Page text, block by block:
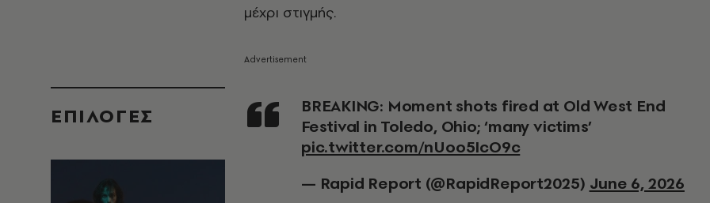
EΠΙΛΟΓΈΣ
μέχρι στιγμής.
BREAKING: Moment shots fired at Old West End
Festival in Toledo, Ohio; ‘many victims’
pic.twitter.com/nUoo5IcO9c
— Rapid Report (@RapidReport2025) June 6, 2026